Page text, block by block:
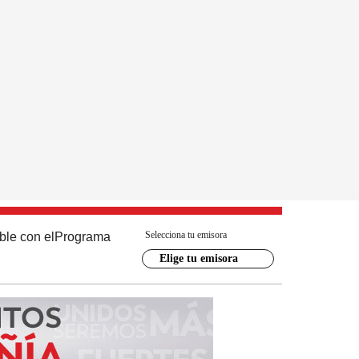
con el Programa Selecciona tu emisora
Elige tu emisora